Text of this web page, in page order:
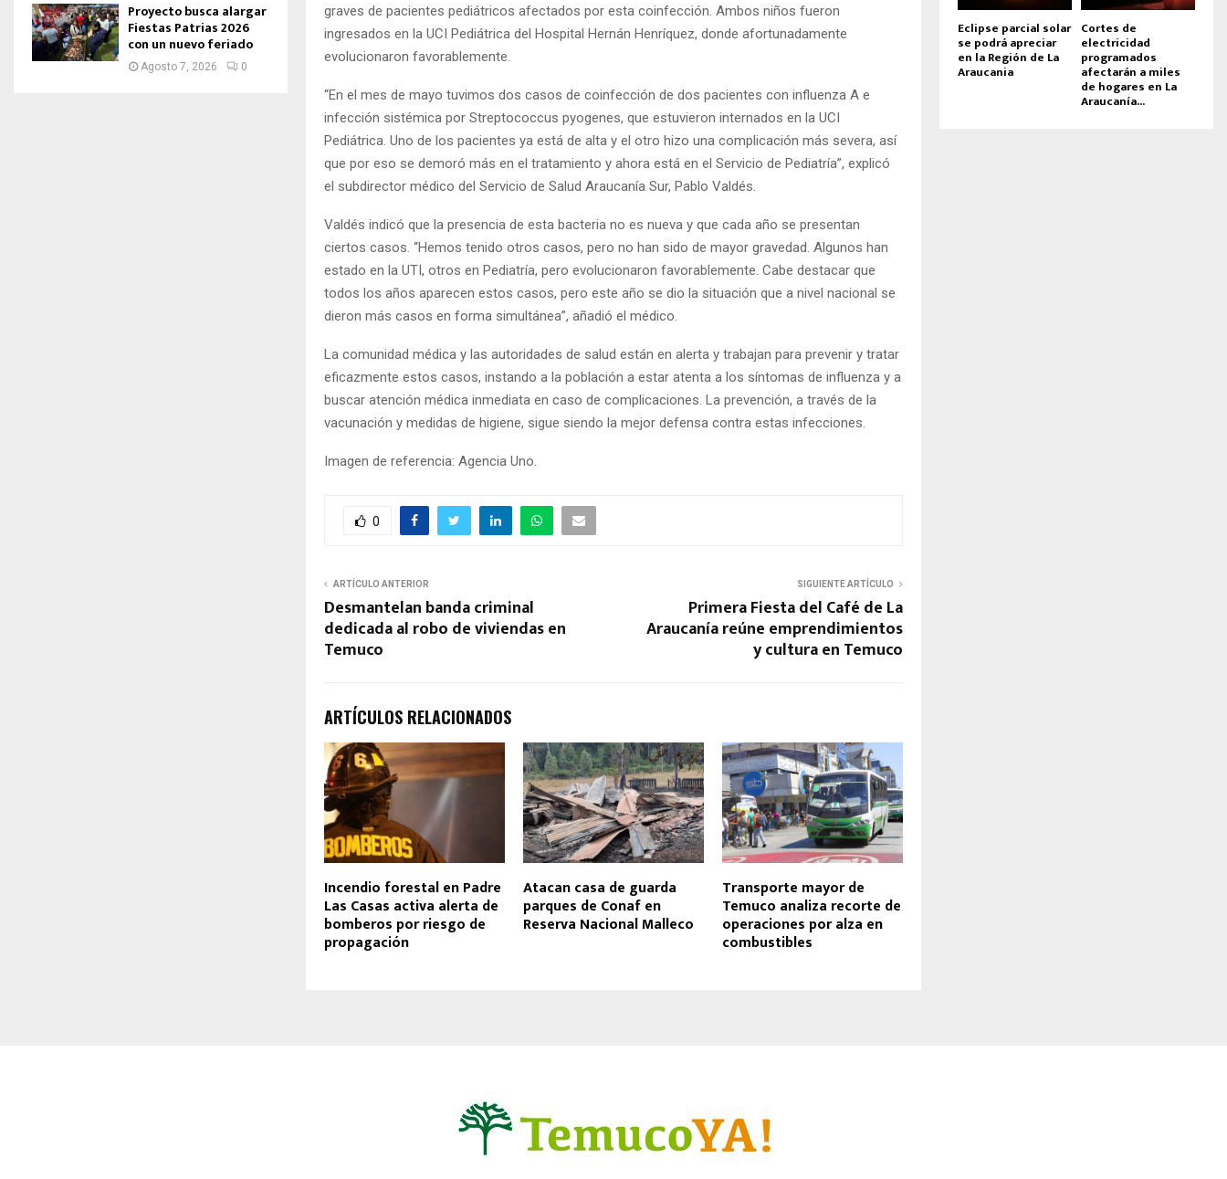
graves de pacientes pediátricos afectados por esta coinfección. Ambos niños fueron
ingresados en la UCI Pediátrica del Hospital Hernán Henríquez, donde afortunadamente
evolucionaron favorablemente.
“En el mes de mayo tuvimos dos casos de coinfección de dos pacientes con influenza A e
infección sistémica por Streptococcus pyogenes, que estuvieron internados en la UCI
Pediátrica. Uno de los pacientes ya está de alta y el otro hizo una complicación más severa, así
que por eso se demoró más en el tratamiento y ahora está en el Servicio de Pediatría”, explicó
el subdirector médico del Servicio de Salud Araucanía Sur, Pablo Valdés.
Valdés indicó que la presencia de esta bacteria no es nueva y que cada año se presentan
ciertos casos. “Hemos tenido otros casos, pero no han sido de mayor gravedad. Algunos han
estado en la UTI, otros en Pediatría, pero evolucionaron favorablemente. Cabe destacar que
todos los años aparecen estos casos, pero este año se dio la situación que a nivel nacional se
dieron más casos en forma simultánea”, añadió el médico.
La comunidad médica y las autoridades de salud están en alerta y trabajan para prevenir y tratar
eficazmente estos casos, instando a la población a estar atenta a los síntomas de influenza y a
buscar atención médica inmediata en caso de complicaciones. La prevención, a través de la
vacunación y medidas de higiene, sigue siendo la mejor defensa contra estas infecciones.
Imagen de referencia: Agencia Uno.
0
ARTÍCULO ANTERIOR
Desmantelan banda criminal
dedicada al robo de viviendas en
Temuco
SIGUIENTE ARTÍCULO
Primera Fiesta del Café de La
Araucanía reúne emprendimientos
y cultura en Temuco
ARTÍCULOS RELACIONADOS
Incendio forestal en Padre
Las Casas activa alerta de
bomberos por riesgo de
propagación
Atacan casa de guarda
parques de Conaf en
Reserva Nacional Malleco
Transporte mayor de
Temuco analiza recorte de
operaciones por alza en
combustibles
Proyecto busca alargar
Fiestas Patrias 2026
con un nuevo feriado
Agosto 7, 2026 0
Eclipse parcial solar
se podrá apreciar
en la Región de La
Araucania
Cortes de
electricidad
programados
afectarán a miles
de hogares en La
Araucanía...